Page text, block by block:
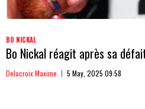
BO NICKAL
Bo Nickal réagit après sa
Delacroix Maxime 5 May, 2025 09:58